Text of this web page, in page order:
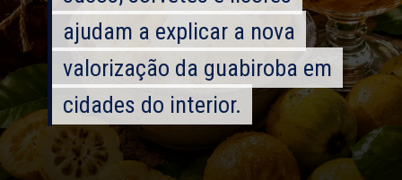
ajudam a explicar a nova
valorização da guabiroba em
cidades do interior.
ajudam a explicar a nova
valorização da guabiroba em
cidades do interior.